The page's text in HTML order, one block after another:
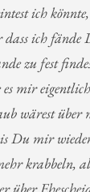
ich
dass ich fände
zu fest
es mir
wärest über
Du mir
krabbeln,